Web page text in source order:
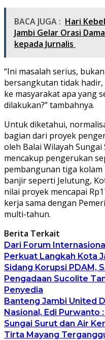
BACA JUGA : Hari
Jambi Gelar Orasi
kepada Jurnalis
“Ini masalah serius,
bersangkutan tidak
ke masyarakat apa yang
dilakukan?” tambahnya.
Untuk diketahui,
bagian dari proyek
oleh Balai Wilayah Sungai
mencakup pengerukan
pembangunan tiga
banjir seperti Jelutung,
nilai proyek mencapai
kerja sama dengan
multi-tahun.
Berita Terkait
Dari Forum
Perkuat Langkah Kota
Sidang Korupsi PDAM,
Pengadaan Sucolite
Penyedia
Banteng Jambi United
Nasional, Edi Purwanto
Sungai Surut dan Air
Tirta Mayang